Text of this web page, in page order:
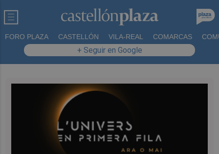
FORO PLAZA CASTELLÓN VILA-REAL COMARCAS
+ Seguir en Google